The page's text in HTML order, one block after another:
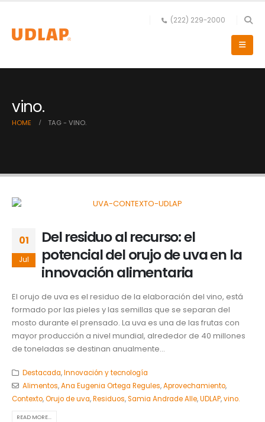
(222) 229-2000
vino.
HOME TAG - VINO.
01
Jul
Del residuo al recurso: el
potencial del orujo de uva en la
innovación alimentaria
El orujo de uva es el residuo de la elaboración del vino, está
formado por las pieles y las semillas que se separan del
mosto durante el prensado. La uva es una de las frutas con
mayor producción a nivel mundial, alrededor de 40 millones
de toneladas se destinan anualmente...
Destacada,Innovación y tecnología
Alimentos,Ana Eugenia Ortega Regules,Aprovechamiento,
Contexto,Orujo de uva,Residuos,Samia Andrade Alle,UDLAP,vino.
READ MORE...